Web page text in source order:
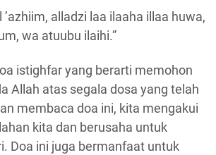
’azhiim, alladzi laa ilaaha illaa huwa,
wa atuubu ilaihi.”
istighfar yang berarti memohon
Allah atas segala dosa yang telah
membaca doa ini, kita mengakui
kita dan berusaha untuk
Doa ini juga bermanfaat untuk